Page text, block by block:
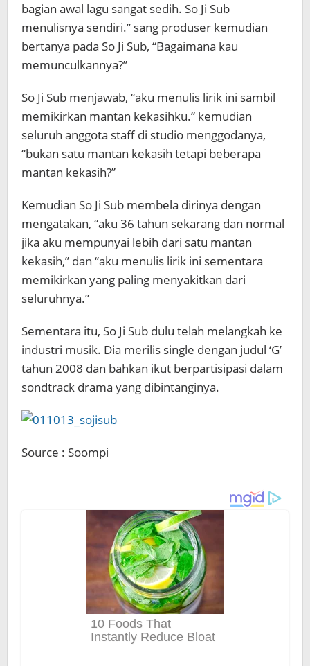
bagian awal lagu sangat sedih. So Ji Sub
menulisnya sendiri.” sang produser kemudian
bertanya pada So Ji Sub, “Bagaimana kau
memunculkannya?”
So Ji Sub menjawab, “aku menulis lirik ini sambil
memikirkan mantan kekasihku.” kemudian
seluruh anggota staff di studio menggodanya,
“bukan satu mantan kekasih tetapi beberapa
mantan kekasih?”
Kemudian So Ji Sub membela dirinya dengan
mengatakan, “aku 36 tahun sekarang dan normal
jika aku mempunyai lebih dari satu mantan
kekasih,” dan “aku menulis lirik ini sementara
memikirkan yang paling menyakitkan dari
seluruhnya.”
Sementara itu, So Ji Sub dulu telah melangkah ke
industri musik. Dia merilis single dengan judul ‘G’
tahun 2008 dan bahkan ikut berpartisipasi dalam
sondtrack drama yang dibintanginya.
Source : Soompi